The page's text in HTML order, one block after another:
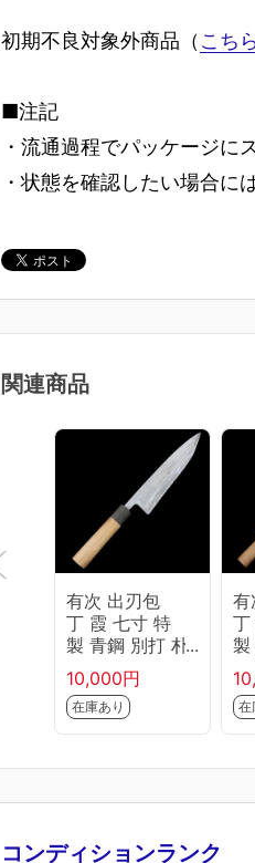
初期不良対象外商品（ こち
■注記
・流通過程でパッケージに
・状態を確認したい場合に
関連商品
有次 出刃包
丁 霞 七寸 特
製 青鋼 別打 朴
柄 KN02-B6644
-2L1D
10,000円
在庫あり
有
丁
製
柄
-
在
コンディションランク